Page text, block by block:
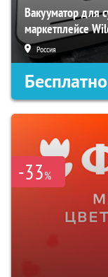
Вакууматор для
маркетплейсе
Россия
Бесплатно
-33%